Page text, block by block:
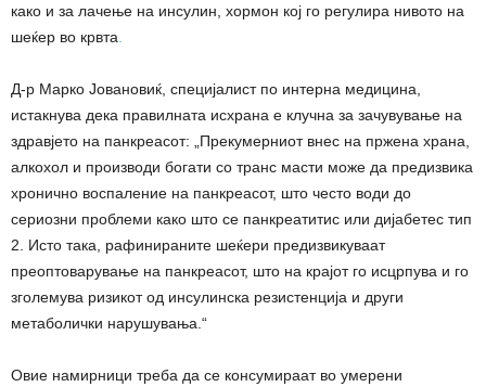
како и за лачење на инсулин, хормон кој го регулира нивото на
шеќер во крвта
Д-р Марко Јовановиќ, специјалист по интерна медицина,
истакнува дека правилната исхрана е клучна за зачувување на
здравјето на панкреасот: „Прекумерниот внес на пржена храна,
алкохол и производи богати со транс масти може да предизвика
хронично воспаление на панкреасот, што често води до
сериозни проблеми како што се панкреатитис или дијабетес тип
2. Исто така, рафинираните шеќери предизвикуваат
преоптоварување на панкреасот, што на крајот го исцрпува и го
зголемува ризикот од инсулинска резистенција и други
метаболички нарушувања.“
Овие намирници треба да се консумираат во умерени